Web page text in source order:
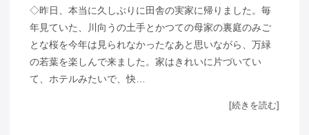
◇昨日、本当に久しぶりに田舎の実家に帰りました。毎
年見ていた、川向うの土手とかつての母家の裏庭のみご
とな桜を今年は見られなかったなあと思いながら、万緑
の若葉を楽しんで来ました。家はきれいに片づいてい
て、ホテルみたいで、快…
[続きを読む]